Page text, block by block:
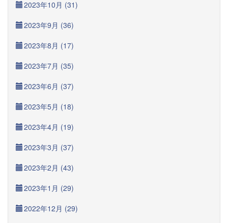
2023年10月 (31)
2023年9月 (36)
2023年8月 (17)
2023年7月 (35)
2023年6月 (37)
2023年5月 (18)
2023年4月 (19)
2023年3月 (37)
2023年2月 (43)
2023年1月 (29)
2022年12月 (29)